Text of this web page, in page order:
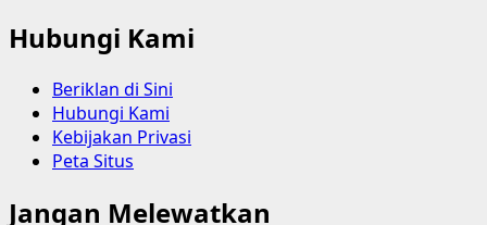
Hubungi Kami
Beriklan di Sini
Hubungi Kami
Kebijakan Privasi
Peta Situs
Jangan Melewatkan